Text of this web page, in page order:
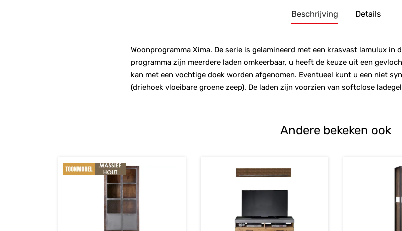
Beschrijving Details
Woonprogramma Xima. De serie is gelamineerd met een krasvast lamulux in
programma zijn meerdere laden omkeerbaar, u heeft de keuze uit een
kan met een vochtige doek worden afgenomen. Eventueel kunt u een niet
(driehoek vloeibare groene zeep). De laden zijn voorzien van softclose
Andere bekeken ook